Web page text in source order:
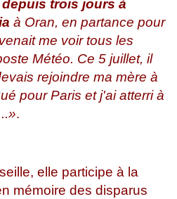
trois jours à
à Oran, en partance pour
me voir tous les
Météo. Ce 5 juillet, il
rejoindre ma mère à
pour Paris et j'ai atterri à
.
elle participe à la
mémoire des disparus